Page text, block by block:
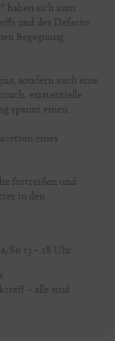
haben sich zum
und des Defacto
Begegnung
sondern auch eine
existentielle
spannt einen
eines
fortreißen und
in den
So 13 – 18 Uhr
– alle sind